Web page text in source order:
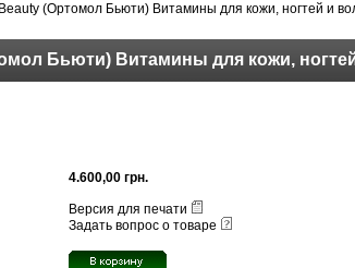
(Ортомол Бьюти) Витамины для кожи, ногтей и
Бьюти) Витамины для кожи,
4.600,00 грн.
Версия для печати
Задать вопрос о товаре